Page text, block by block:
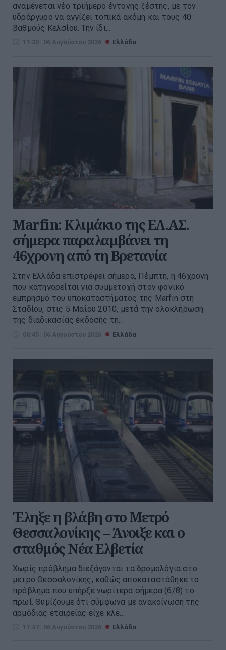
αναμένεται νέο τριήμερο έντονης ζέστης, με τον
υδράργυρο να αγγίζει τοπικά ακόμη και τους 40
βαθμούς Κελσίου. Την ίδι...
11:30 | 06 Αυγούστου 2026 Ελλάδα
Marfin: Κλιμάκιο της ΕΛ.ΑΣ.
σήμερα παραλαμβάνει τη
46χρονη από τη Βρετανία
Στην Ελλάδα επιστρέφει σήμερα, Πέμπτη, η 46χρονη
που κατηγορείται για συμμετοχή στον φονικό
εμπρησμό του υποκαταστήματος της Marfin στη
Σταδίου, στις 5 Μαΐου 2010, μετά την ολοκλήρωση
της διαδικασίας έκδοσής τη...
08:45 | 06 Αυγούστου 2026 Ελλάδα
Έληξε η βλάβη στο Μετρό
Θεσσαλονίκης – Άνοιξε και ο
σταθμός Νέα Ελβετία
Χωρίς πρόβλημα διεξάγονται τα δρομολόγια στο
μετρό Θεσσαλονίκης, καθώς αποκαταστάθηκε το
πρόβλημα που υπήρξε νωρίτερα σήμερα (6/8) το
πρωί. Θυμίζουμε ότι σύμφωνα με ανακοίνωση της
αρμόδιας εταιρείας είχε κλε...
11:47 | 06 Αυγούστου 2026 Ελλάδα